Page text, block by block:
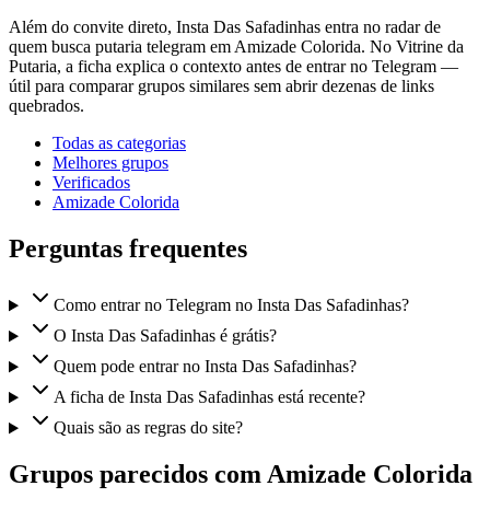
Além do convite direto, Insta Das Safadinhas entra no radar de
quem busca putaria telegram em Amizade Colorida. No Vitrine da
Putaria, a ficha explica o contexto antes de entrar no Telegram —
útil para comparar grupos similares sem abrir dezenas de links
quebrados.
Todas as categorias
Melhores grupos
Verificados
Amizade Colorida
Perguntas frequentes
Como entrar no Telegram no Insta Das Safadinhas?
O Insta Das Safadinhas é grátis?
Quem pode entrar no Insta Das Safadinhas?
A ficha de Insta Das Safadinhas está recente?
Quais são as regras do site?
Grupos parecidos com Amizade Colorida